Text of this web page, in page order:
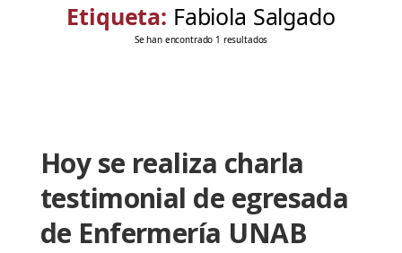
Etiqueta: Fabiola Salgado
Se han encontrado 1 resultados
Hoy se realiza charla
testimonial de egresada
de Enfermería UNAB